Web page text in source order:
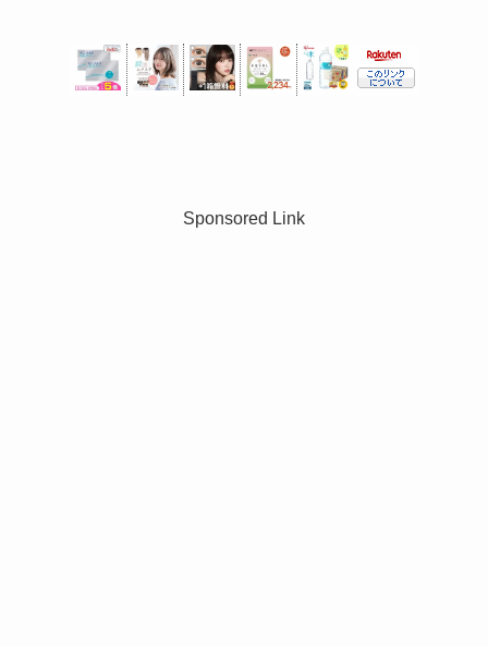
Sponsored Link